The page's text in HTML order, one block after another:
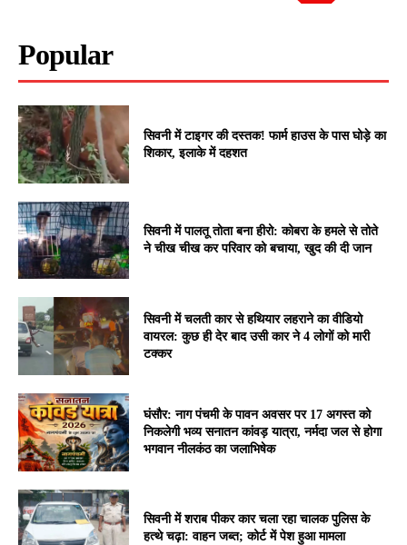
Popular
सिवनी में टाइगर की दस्तक! फार्म हाउस के पास घोड़े का
शिकार, इलाके में दहशत
सिवनी में पालतू तोता बना हीरो: कोबरा के हमले से तोते
ने चीख चीख कर परिवार को बचाया, खुद की दी जान
सिवनी में चलती कार से हथियार लहराने का वीडियो
वायरल: कुछ ही देर बाद उसी कार ने 4 लोगों को मारी
टक्कर
घंसौर: नाग पंचमी के पावन अवसर पर 17 अगस्त को
निकलेगी भव्य सनातन कांवड़ यात्रा, नर्मदा जल से होगा
भगवान नीलकंठ का जलाभिषेक
सिवनी में शराब पीकर कार चला रहा चालक पुलिस के
हत्थे चढ़ा: वाहन जब्त; कोर्ट में पेश हुआ मामला